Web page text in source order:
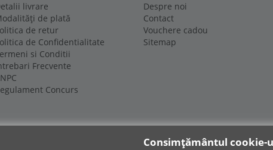
livrare
de plată
de retur
de Confidentialitate
si Conditii
Frecvente
Concurs
Despre noi
Contact
Vouchere cadou
Sitemap
Consimțământul cookie-